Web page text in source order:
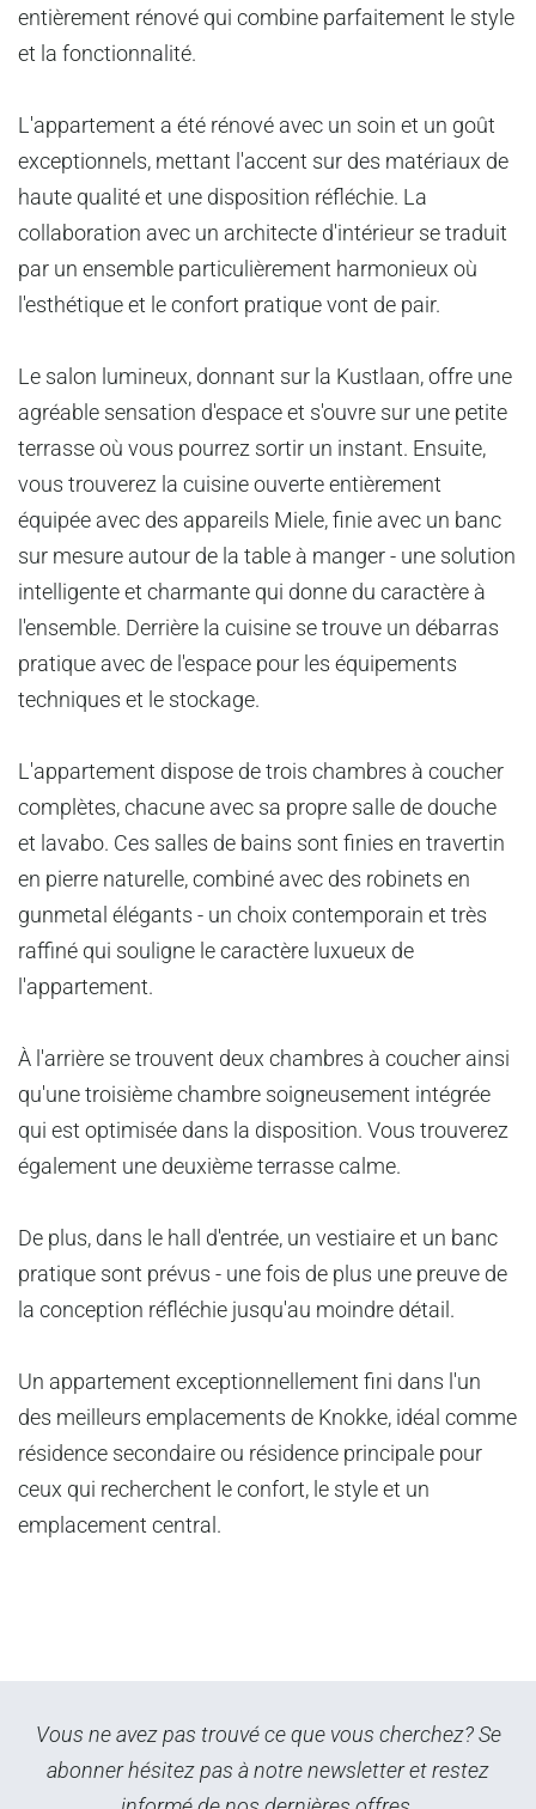
entièrement rénové qui combine parfaitement le style
et la fonctionnalité.
L'appartement a été rénové avec un soin et un goût
exceptionnels, mettant l'accent sur des matériaux de
haute qualité et une disposition réfléchie. La
collaboration avec un architecte d'intérieur se traduit
par un ensemble particulièrement harmonieux où
l'esthétique et le confort pratique vont de pair.
Le salon lumineux, donnant sur la Kustlaan, offre une
agréable sensation d'espace et s'ouvre sur une petite
terrasse où vous pourrez sortir un instant. Ensuite,
vous trouverez la cuisine ouverte entièrement
équipée avec des appareils Miele, finie avec un banc
sur mesure autour de la table à manger - une solution
intelligente et charmante qui donne du caractère à
l'ensemble. Derrière la cuisine se trouve un débarras
pratique avec de l'espace pour les équipements
techniques et le stockage.
L'appartement dispose de trois chambres à coucher
complètes, chacune avec sa propre salle de douche
et lavabo. Ces salles de bains sont finies en travertin
en pierre naturelle, combiné avec des robinets en
gunmetal élégants - un choix contemporain et très
raffiné qui souligne le caractère luxueux de
l'appartement.
À l'arrière se trouvent deux chambres à coucher ainsi
qu'une troisième chambre soigneusement intégrée
qui est optimisée dans la disposition. Vous trouverez
également une deuxième terrasse calme.
De plus, dans le hall d'entrée, un vestiaire et un banc
pratique sont prévus - une fois de plus une preuve de
la conception réfléchie jusqu'au moindre détail.
Un appartement exceptionnellement fini dans l'un
des meilleurs emplacements de Knokke, idéal comme
résidence secondaire ou résidence principale pour
ceux qui recherchent le confort, le style et un
emplacement central.
Vous ne avez pas trouvé ce que vous cherchez? Se
abonner hésitez pas à notre newsletter et restez